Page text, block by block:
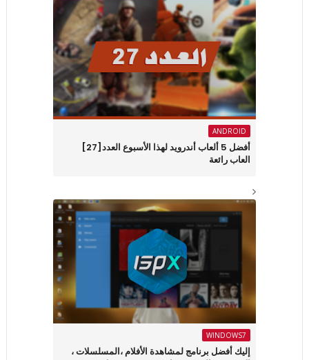
ANDROID
أفضل 5 ألعاب أندرويد لهذا الأسبوع العدد[27]
العاب رائعة
WINDOWS7
إليك أفضل برنامج لمشاهدة الأفلام ،المسلسلات ،